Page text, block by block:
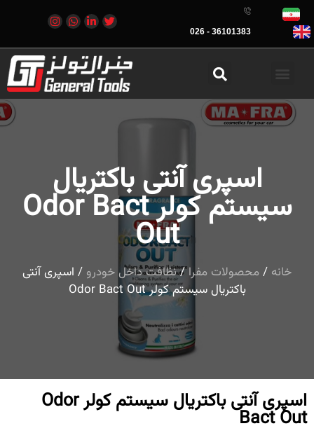
36101383 - 026
اسپری آنتی باکتریال
سیستم کولر Odor Bact
Out
خانه / محصولات مفرا/نظافت داخل خودرو / اسپری آنتی
باکتریال سیستم کولر Odor Bact Out
اسپری آنتی باکتریال سیستم کولر Odor
Bact Out